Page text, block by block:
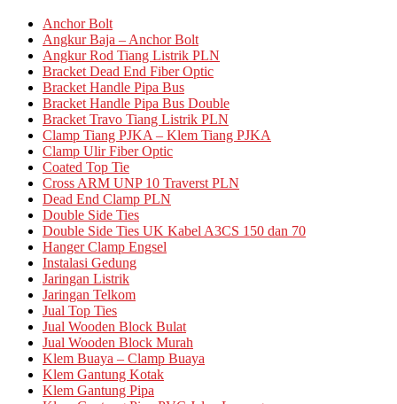
Anchor Bolt
Angkur Baja – Anchor Bolt
Angkur Rod Tiang Listrik PLN
Bracket Dead End Fiber Optic
Bracket Handle Pipa Bus
Bracket Handle Pipa Bus Double
Bracket Travo Tiang Listrik PLN
Clamp Tiang PJKA – Klem Tiang PJKA
Clamp Ulir Fiber Optic
Coated Top Tie
Cross ARM UNP 10 Traverst PLN
Dead End Clamp PLN
Double Side Ties
Double Side Ties UK Kabel A3CS 150 dan 70
Hanger Clamp Engsel
Instalasi Gedung
Jaringan Listrik
Jaringan Telkom
Jual Top Ties
Jual Wooden Block Bulat
Jual Wooden Block Murah
Klem Buaya – Clamp Buaya
Klem Gantung Kotak
Klem Gantung Pipa